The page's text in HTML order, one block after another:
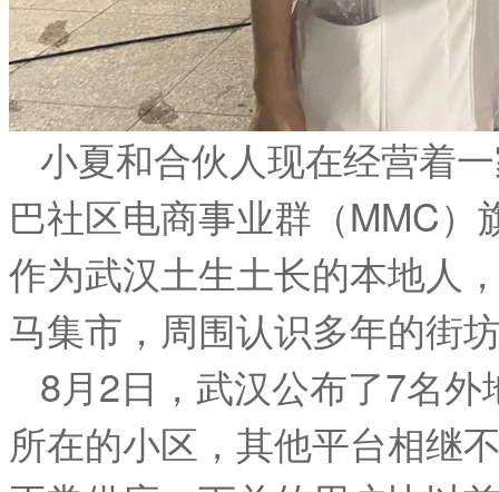
小夏和合伙人现在经营着
巴社区电商事业群（MMC
作为武汉土生土长的本地人
马集市，周围认识多年的街
8月2日，武汉公布了7名
所在的小区，其他平台相继